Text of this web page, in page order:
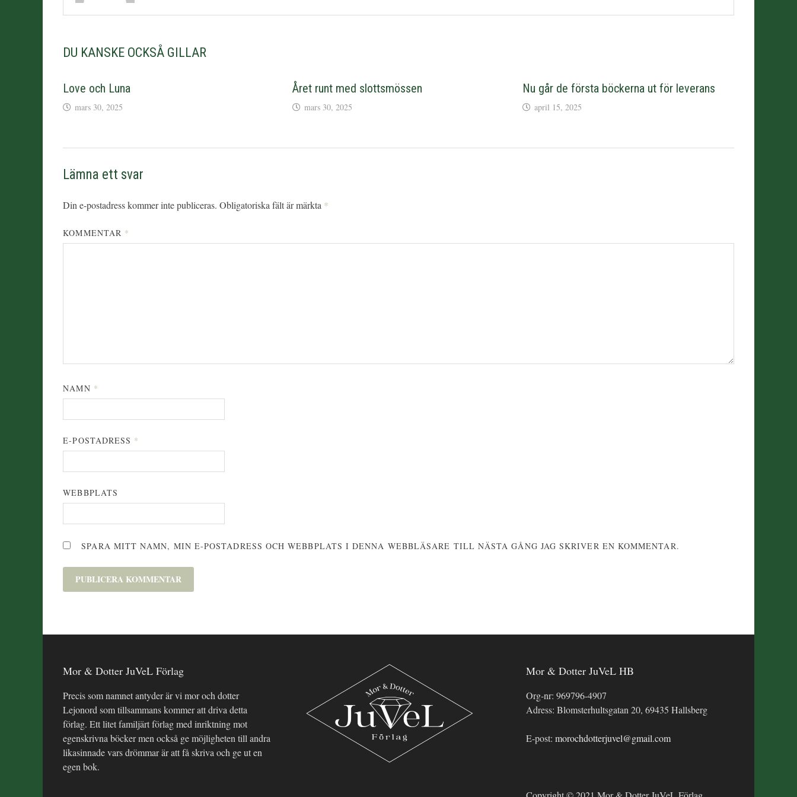
DU KANSKE OCKSÅ GILLAR
Love och Luna
mars 30, 2025
Året runt med slottsmössen
mars 30, 2025
Nu går de första böckerna ut för leverans
april 15, 2025
Lämna ett svar
Din e-postadress kommer inte publiceras. Obligatoriska fält är märkta *
KOMMENTAR *
NAMN *
E-POSTADRESS *
WEBBPLATS
SPARA MITT NAMN, MIN E-POSTADRESS OCH WEBBPLATS I DENNA WEBBLÄSARE TILL NÄSTA GÅNG JAG SKRIVER EN KOMMENTAR.
Mor & Dotter JuVeL Förlag
Precis som namnet antyder är vi mor och dotter
Lejonord som tillsammans kommer att driva detta
förlag. Ett litet familjärt förlag med inriktning mot
egenskrivna böcker men också ge möjligheten till andra
likasinnade vars drömmar är att få skriva och ge ut en
egen bok.
Mor & Dotter JuVeL HB
Org-nr: 969796-4907
Adress: Blomsterhultsgatan 20, 69435 Hallsberg
E-post:morochdotterjuvel@gmail.com